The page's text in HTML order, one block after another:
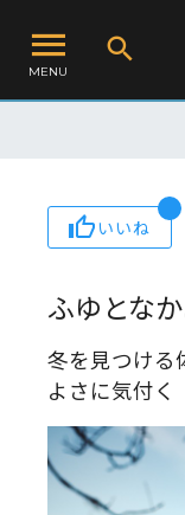
MENU
いいね
ふゆとな
冬を見つける
よさに気付く